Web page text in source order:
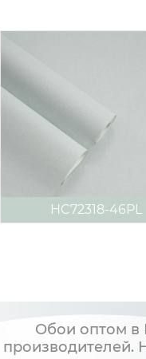
HC72318-46PL
Обои оптом в
производителей.